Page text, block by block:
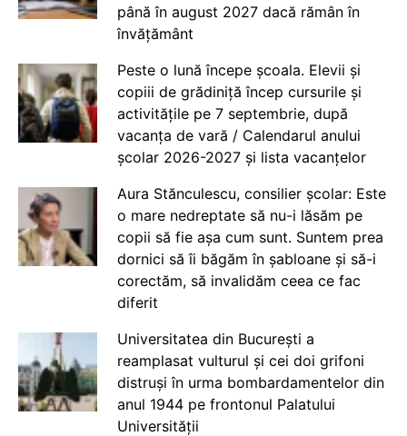
până în august 2027 dacă rămân în
învățământ
Peste o lună începe școala. Elevii și
copiii de grădiniță încep cursurile și
activitățile pe 7 septembrie, după
vacanța de vară / Calendarul anului
școlar 2026-2027 și lista vacanțelor
Aura Stănculescu, consilier școlar: Este
o mare nedreptate să nu-i lăsăm pe
copii să fie așa cum sunt. Suntem prea
dornici să îi băgăm în șabloane și să-i
corectăm, să invalidăm ceea ce fac
diferit
Universitatea din București a
reamplasat vulturul și cei doi grifoni
distruși în urma bombardamentelor din
anul 1944 pe frontonul Palatului
Universității